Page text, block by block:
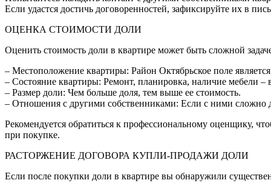
Если удастся достичь договоренностей, зафиксируйте их в
ОЦЕНКА СТОИМОСТИ ДОЛИ
Оценить стоимость доли в квартире может быть сложной
– Местоположение квартиры: Район Октябрьское поле
– Состояние квартиры: Ремонт, планировка, наличие мебели –
– Размер доли: Чем больше доля, тем выше ее стоимость.
– Отношения с другими собственниками: Если с ними сложно
Рекомендуется обратиться к профессиональному оценщику,
при покупке.
РАСТОРЖЕНИЕ ДОГОВОРА КУПЛИ-ПРОДАЖИ ДОЛИ
Если после покупки доли в квартире вы обнаружили